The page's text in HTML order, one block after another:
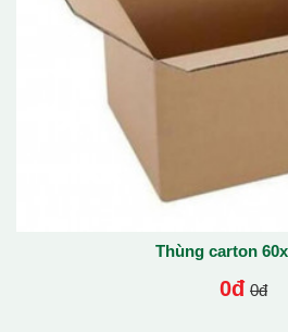
Thùng carton
0đ 0đ